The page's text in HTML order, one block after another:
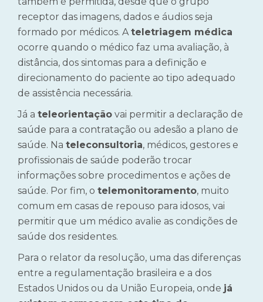
receptor das imagens, dados e áudios seja
formado por médicos. A teletriagem médica
ocorre quando o médico faz uma avaliação, à
distância, dos sintomas para a definição e
direcionamento do paciente ao tipo adequado
de assistência necessária.
Já a teleorientação vai permitir a declaração de
saúde para a contratação ou adesão a plano de
saúde. Na teleconsultoria, médicos, gestores e
profissionais de saúde poderão trocar
informações sobre procedimentos e ações de
saúde. Por fim, o telemonitoramento, muito
comum em casas de repouso para idosos, vai
permitir que um médico avalie as condições de
saúde dos residentes.
Para o relator da resolução, uma das diferenças
entre a regulamentação brasileira e a dos
Estados Unidos ou da União Europeia, onde já